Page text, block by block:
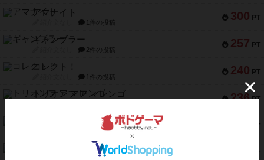
300 PT
アマナイト
1件の投稿
257 PT
ギャンブラー
2件の投稿
240 PT
コレクト！
1件の投稿
236 PT
トリオンフ ア マレンゴ
PT
4件の投稿
PT
バー！パーティー
1件の投稿